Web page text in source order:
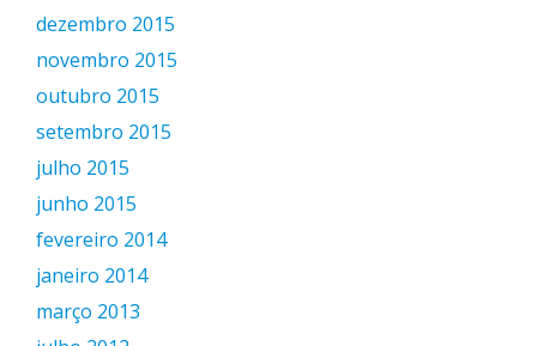
dezembro 2015
novembro 2015
outubro 2015
setembro 2015
julho 2015
junho 2015
fevereiro 2014
janeiro 2014
março 2013